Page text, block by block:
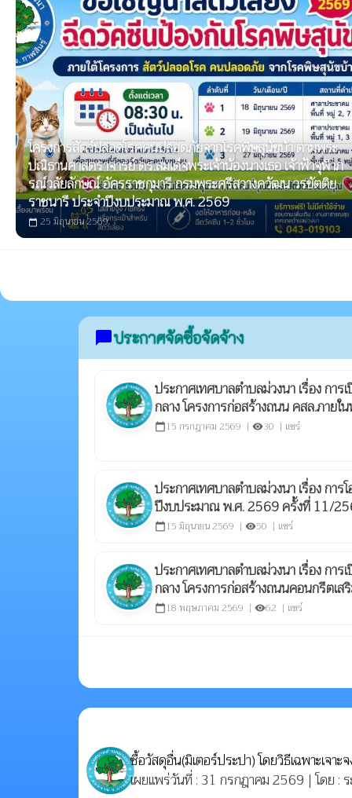
โครงการสัตว์ปลอดโรคคนปลอดภัยจากโรคพิษสุนัขบ้า ตามพระ
ปณิธานศาสตราจารย์ ดร.สมเด็จพระเจ้าน้องนางเธอ เจ้าฟ้าจุฬาภ
รณ์วลัยลักษณ์ อัครราชกุมารี กรมพระศรีสวางควัฒน วรขัตติย
ราชนารี ประจำปีงบประมาณ พ.ศ. 2569
calendar_today 25 มิถุนายน 2569
chat_bubbleประกาศจัดซื้อจัดจ้าง
ประกาศเทศบาลตำบลม่วงนา เรื่อง การ
กลาง โครงการก่อสร้างถนน คสล.ภาย
calendar_today 15 กรกฎาคม 2569 | visibility30 | แชร์
ประกาศเทศบาลตำบลม่วงนา เรื่อง กา
ปีงบประมาณ พ.ศ. 2569 ครั้งที่ 11/
calendar_today 15 มิถุนายน 2569 | visibility50 | แชร์
ประกาศเทศบาลตำบลม่วงนา เรื่อง การ
กลาง โครงการก่อสร้างถนนคอนกรีตเ
calendar_today 18 พฤษภาคม 2569 | visibility62 | แชร์
ซื้อวัสดุอื่น(มิเตอร์ประปา) โดยวิธีเฉพาะเจาะ
เผยแพร่วันที่ : 31 กรกฎาคม 2569 | โดย :